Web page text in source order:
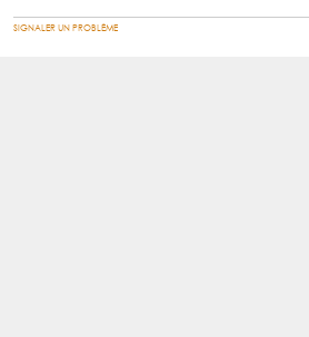
SIGNALER UN PROBLÈME